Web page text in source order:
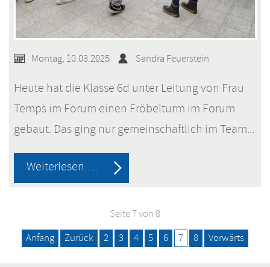
Montag, 10.03.2025 Sandra Feuerstein
Heute hat die Klasse 6d unter Leitung von Frau
Temps im Forum einen Fröbelturm im Forum
gebaut. Das ging nur gemeinschaftlich im Team...
Weiterlesen … Türmchenbau
im
Team
Seite 7 von 8
Anfang
Zurück 2 3 4 5 6 7 8 Vorwärts